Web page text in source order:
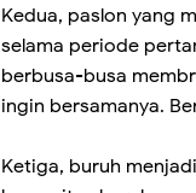
Kedua, paslon yang
selama periode
berbusa-busa
ingin bersamanya.
Ketiga, buruh